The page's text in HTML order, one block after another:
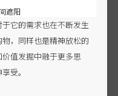
遮阳
它的需求也在不断发生
，同样也是精神放松的
值发掘中融于更多思
受。